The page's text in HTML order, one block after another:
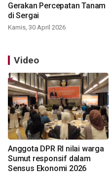
Gerakan Percepatan Tanam
di Sergai
Kamis, 30 April 2026
Video
Anggota DPR RI nilai warga
Sumut responsif dalam
Sensus Ekonomi 2026